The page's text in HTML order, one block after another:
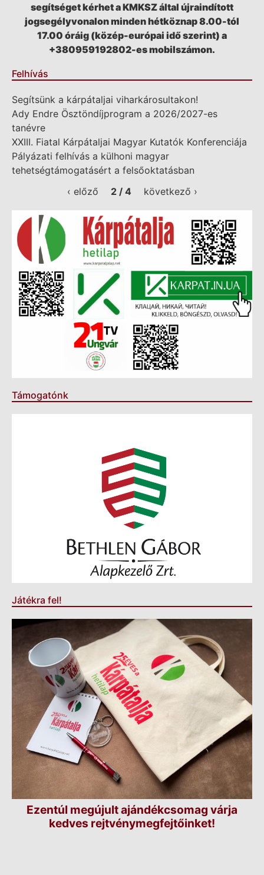
segítséget kérhet a KMKSZ által újraindított
jogsegélyvonalon minden hétköznap 8.00-tól
17.00 óráig (közép-európai idő szerint) a
+380959192802-es mobilszámon.
Felhívás
Segítsünk a kárpátaljai viharkárosultakon!
Ady Endre Ösztöndíjprogram a 2026/2027-es
tanévre
XXIII. Fiatal Kárpátaljai Magyar Kutatók Konferenciája
Pályázati felhívás a külhoni magyar
tehetségtámogatásért a felsőoktatásban
‹ előző
2 / 4 következő ›
Támogatónk
Játékra fel!
Ezentúl megújult ajándékcsomag várja
kedves rejtvénymegfejtőinket!